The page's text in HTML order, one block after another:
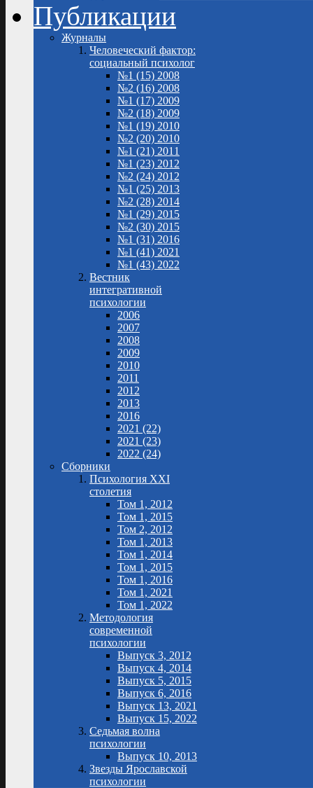
Публикации
Журналы
Человеческий фактор:
социальный психолог
№1 (15) 2008
№2 (16) 2008
№1 (17) 2009
№2 (18) 2009
№1 (19) 2010
№2 (20) 2010
№1 (21) 2011
№1 (23) 2012
№2 (24) 2012
№1 (25) 2013
№2 (28) 2014
№1 (29) 2015
№2 (30) 2015
№1 (31) 2016
№1 (41) 2021
№1 (43) 2022
Вестник
интегративной
психологии
2006
2007
2008
2009
2010
2011
2012
2013
2016
2021 (22)
2021 (23)
2022 (24)
Сборники
Психология XXI
столетия
Том 1, 2012
Том 1, 2015
Том 2, 2012
Том 1, 2013
Том 1, 2014
Том 1, 2015
Том 1, 2016
Том 1, 2021
Том 1, 2022
Методология
современной
психологии
Выпуск 3, 2012
Выпуск 4, 2014
Выпуск 5, 2015
Выпуск 6, 2016
Выпуск 13, 2021
Выпуск 15, 2022
Седьмая волна
психологии
Выпуск 10, 2013
Звезды Ярославской
психологии